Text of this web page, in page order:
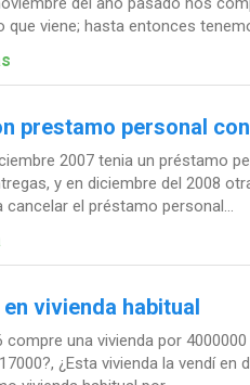
que viene; hasta entonces
prestamo personal
2007 tenia un préstamo
y en diciembre del 2008
el préstamo personal...
vivienda habitual
compre una vivienda por
¿Esta vivienda la vendí en